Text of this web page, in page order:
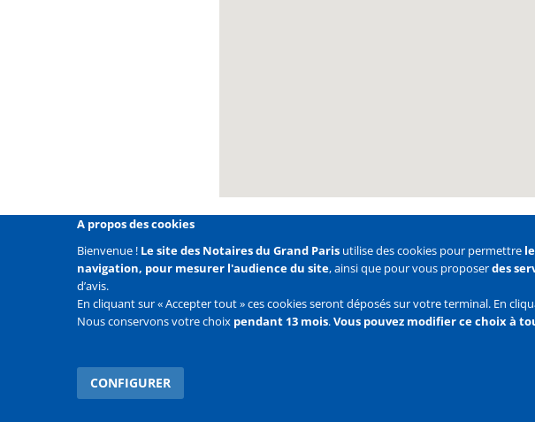
Liens
Mentions légales
Liens
ligne
Accueil Contact Plan du site
A propos des cookies
Bienvenue ! Le site des Notaires du Grand Paris utilise des cookies pour permettre
navigation, pour mesurer l'audience du site, ainsi que pour vous proposerdes
d’avis.
En cliquant sur « Accepter tout » ces cookies seront déposés sur votre terminal. En
Nous conservons votre choix pendant 13 mois.Vous pouvez modifier ce choix à
CONFIGURER